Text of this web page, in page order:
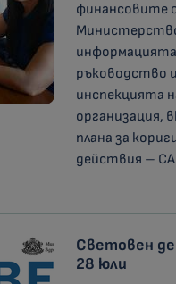
финансовите
ръководство
инспекцията
организация,
плана за
действия –
Световен
28 юли